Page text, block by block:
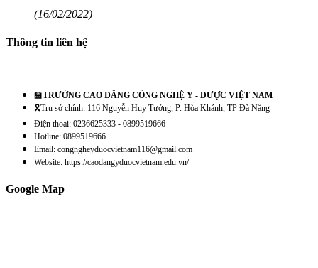
(16/02/2022)
Thông tin liên hệ
🏫TRƯỜNG CAO ĐẲNG CÔNG NGHỆ Y - DƯỢC VIỆT NAM
🎗️Trụ sở chính: 116 Nguyễn Huy Tưởng, P. Hòa Khánh, TP Đà Nẵng
Điện thoại: 0236625333 - 0899519666
Hotline: 0899519666
Email: congngheyduocvietnam116@gmail.com
Website: https://caodangyduocvietnam.edu.vn/
Google Map